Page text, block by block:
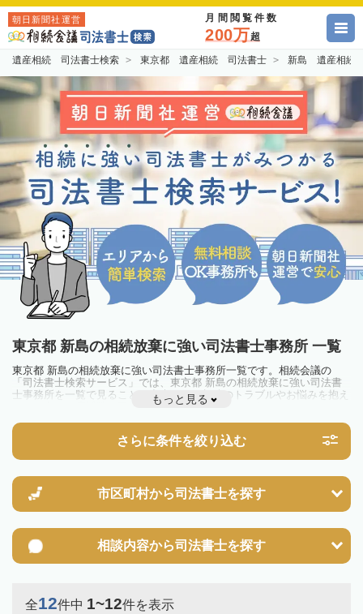
朝日新聞社運営 月間閲覧件数
200万超
遺産相続 司法書士検索 東京都 遺産相続 司法書士 新島 遺産相続
東京都 新島の相続放棄に強い司法書士事務所 一覧
東京都 新島の相続放棄に強い司法書士事務所一覧です。相続会議の
「司法書士検索サービス」では、東京都 新島の相続放棄に強い司法書
士事務所を一覧で見ることが出来ます。相続のトラブルやお悩みを抱え
ている方は一度近隣の司法書士に相談してみましょう。
もっと見る
さらに条件を絞り込む
市区町村から司法書士を探す
相談内容から司法書士を探す
全12件中 1~12件を表示